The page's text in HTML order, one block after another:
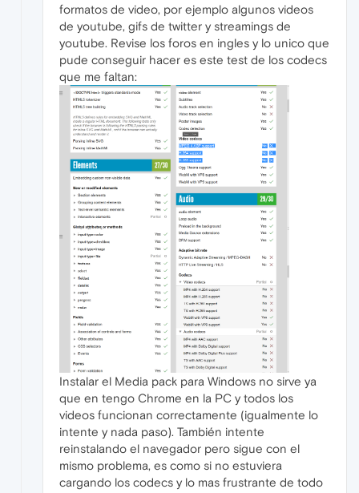
formatos de video, por ejemplo algunos videos
de youtube, gifs de twitter y streamings de
youtube. Revise los foros en ingles y lo unico que
pude conseguir hacer es este test de los codecs
que me faltan:
Instalar el Media pack para Windows no sirve ya
que en tengo Chrome en la PC y todos los
videos funcionan correctamente (igualmente lo
intente y nada paso). También intente
reinstalando el navegador pero sigue con el
mismo problema, es como si no estuviera
cargando los codecs y lo mas frustrante de todo